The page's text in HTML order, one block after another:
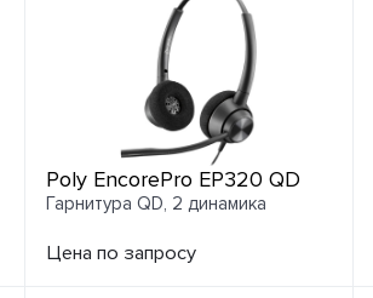
Poly EncorePro EP320 QD
Гарнитура QD, 2 динамика
Цена по запросу